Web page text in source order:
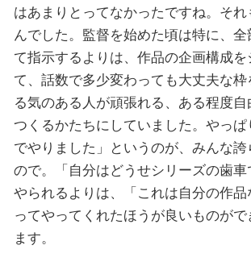
はあまりとってなかったですね。そ
んでした。監督を始めた頃は特に、
て指示するよりは、作品の企画構成を
て、話数で多少変わっても大丈夫な
る気のある人が頑張れる、ある程度
つくるかたちにしていました。やっ
でやりました」というのが、みんな
ので。「自分はどうせシリーズの歯車
やられるよりは、「これは自分の作品
ってやってくれたほうが良いものが
ます。